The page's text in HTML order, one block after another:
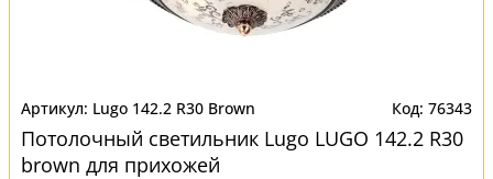
Lugo 142.2 R30 Brown 76343
Потолочный светильник Lugo LUGO 142.2 R30
brown для прихожей